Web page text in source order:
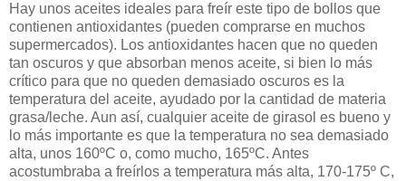
Hay unos aceites ideales para freír este tipo de bollos que
contienen antioxidantes (pueden comprarse en muchos
supermercados). Los antioxidantes hacen que no queden
tan oscuros y que absorban menos aceite, si bien lo más
crítico para que no queden demasiado oscuros es la
temperatura del aceite, ayudado por la cantidad de materia
grasa/leche. Aun así, cualquier aceite de girasol es bueno y
lo más importante es que la temperatura no sea demasiado
alta, unos 160ºC o, como mucho, 165ºC. Antes
acostumbraba a freírlos a temperatura más alta, 170-175º C,